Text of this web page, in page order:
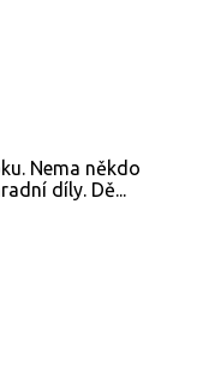
Nema někdo
díly. Dě...